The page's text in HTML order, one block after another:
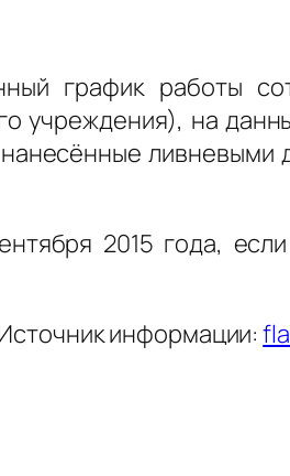
график работы
учреждения), на
ливневыми
2015 года,
информации: